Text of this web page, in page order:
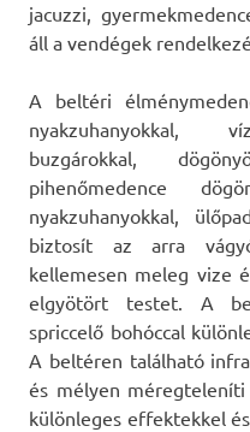
jacuzzi,
áll a vendégek
A beltéri
nyakzuhanyokkal,
buzgárokkal,
pihenőmedence
nyakzuhanyokkal,
biztosít az arra
kellemesen meleg vize
elgyötört testet. A
spriccelő bohóccal
A beltéren található
és mélyen
különleges effektekkel